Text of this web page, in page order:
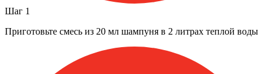
Шаг 1
Приготовьте смесь из 20 мл шампуня в 2 литрах теплой воды